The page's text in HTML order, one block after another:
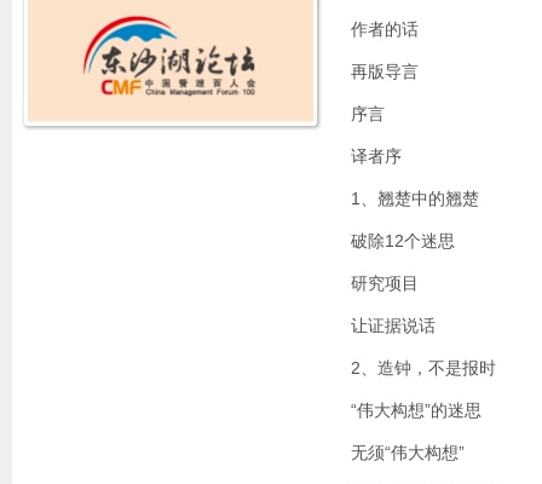
作者的话
再版导言
序言
译者序
1、翘楚中的翘楚
破除12个迷思
研究项目
让证据说话
2、造钟，不是报时
“伟大构想”的迷思
无须“伟大构想”